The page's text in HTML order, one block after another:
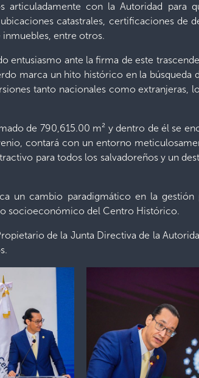
articuladamente con la Autoridad para
catastrales, certificaciones de
entre otros.
entusiasmo ante la firma de este
marca un hito histórico en la
tanto nacionales como extranjeras,
de 790,615.00 m² y dentro de él se
contará con un entorno
para todos los salvadoreños y un
un cambio paradigmático en la
socioeconómico del Centro Histórico.
de la Junta Directiva de la